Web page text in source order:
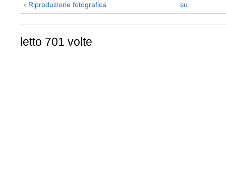
‹ Riproduzione fotografica su
letto 701 volte